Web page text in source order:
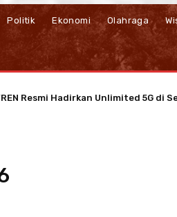
Politik Ekonomi Olahraga
Resmi Hadirkan Unlimited 5G di